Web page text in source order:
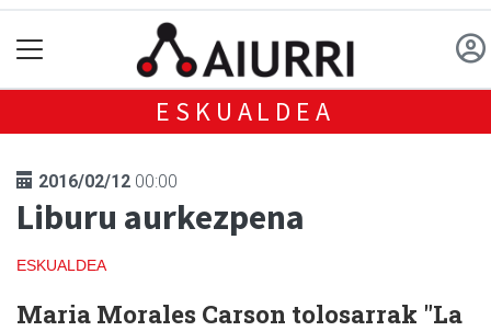
ESKUALDEA
2016/02/12 00:00
Liburu aurkezpena
ESKUALDEA
Maria Morales Carson tolosarrak "La